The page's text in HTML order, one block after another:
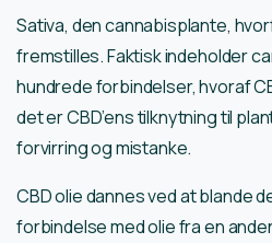
Sativa, den cannabisplante,
fremstilles. Faktisk indeholder
hundrede forbindelser, hvoraf
det er CBD’ens tilknytning til
forvirring og mistanke.
CBD olie dannes ved at blande
forbindelse med olie fra en